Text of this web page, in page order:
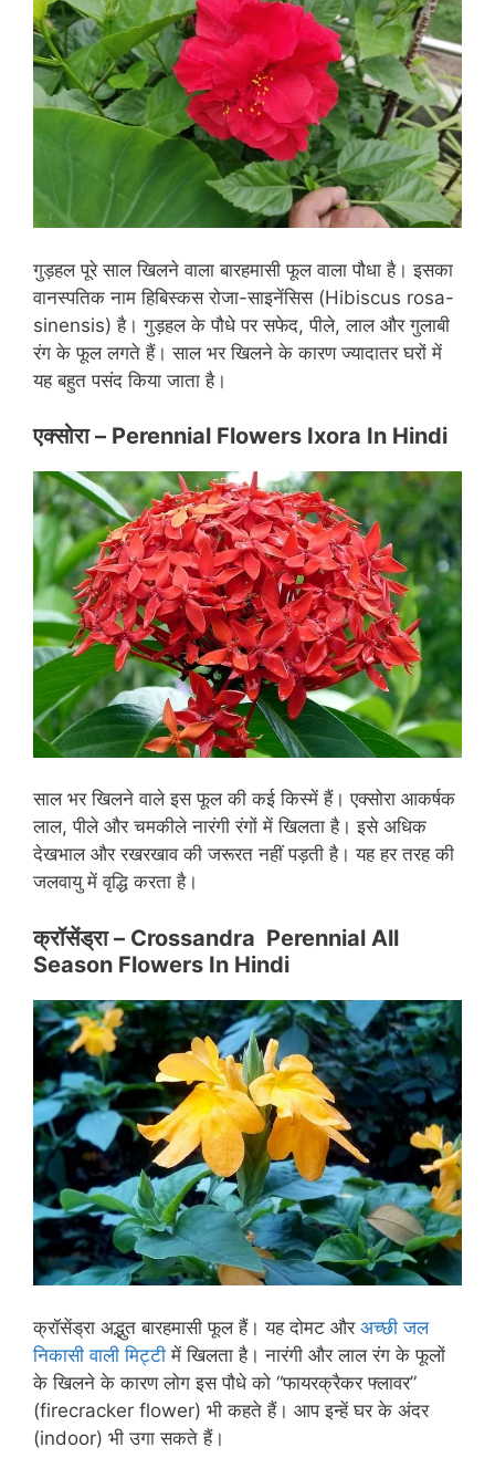
गुड़हल पूरे साल खिलने वाला बारहमासी फूल वाला पौधा है। इसका
वानस्पतिक नाम हिबिस्कस रोजा-साइनेंसिस (Hibiscus rosa-
sinensis) है। गुड़हल के पौधे पर सफेद, पीले, लाल और गुलाबी
रंग के फूल लगते हैं। साल भर खिलने के कारण ज्यादातर घरों में
यह बहुत पसंद किया जाता है।
एक्सोरा– Perennial Flowers Ixora In Hindi
साल भर खिलने वाले इस फूल की कई किस्में हैं। एक्सोरा आकर्षक
लाल, पीले और चमकीले नारंगी रंगों में खिलता है। इसे अधिक
देखभाल और रखरखाव की जरूरत नहीं पड़ती है। यह हर तरह की
जलवायु में वृद्धि करता है।
क्रॉसेंड्रा– Crossandra Perennial All
Season Flowers In Hindi
क्रॉसेंड्रा अद्भुत बारहमासी फूल हैं। यह दोमट और अच्छी जल
निकासी वाली मिट्टी में खिलता है। नारंगी और लाल रंग के फूलों
के खिलने के कारण लोग इस पौधे को “फायरक्रैकर फ्लावर”
(firecracker flower) भी कहते हैं। आप इन्हें घर के अंदर
(indoor) भी उगा सकते हैं।